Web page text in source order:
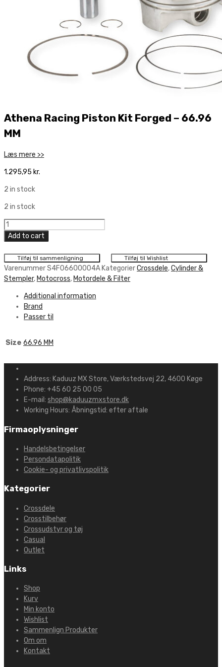
Athena Racing Piston Kit Forged – 66.96
MM
Læs mere >>
1.295,95 kr.
2 in stock
2 in stock
Athena
Racing
Piston
Kit
Forged
-
quantity
Add to cart
Tilføj til sammenligning Tilføj til Wishlist
VarenummerS4F06600004A KategorierCrossdele,Cylinder &
Stempler, Motocross, Motordele & Filter
Additional information
Brand
Passer til
Size 66.96 MM
Address: Kaduuz MX Store, Værkstedsvej 22, 4600 Køge
Phone: +45 60 25 00 05
E-mail: shop@kaduuzmxstore.dk
Working Hours: Åbningstid: efter aftale
Firmaoplysninger
Handelsbetingelser
Persondatapolitik
Cookie- og privatlivspolitik
Kategorier
Crossdele
Crosstilbehør
Crossudstyr og tøj
Casual
Outlet
Links
Shop
Kurv
Min konto
Wishlist
Sammenlign Produkter
Om om
Kontakt